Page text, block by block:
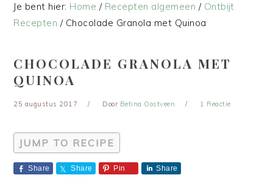
Je bent hier: Home / Recepten algemeen / Ontbijt
Recepten /Chocolade Granola met Quinoa
CHOCOLADE GRANOLA MET
QUINOA
25 augustus 2017 Door Betina Oostveen 1 Reactie
JUMP TO RECIPE
Share Share Pin Share